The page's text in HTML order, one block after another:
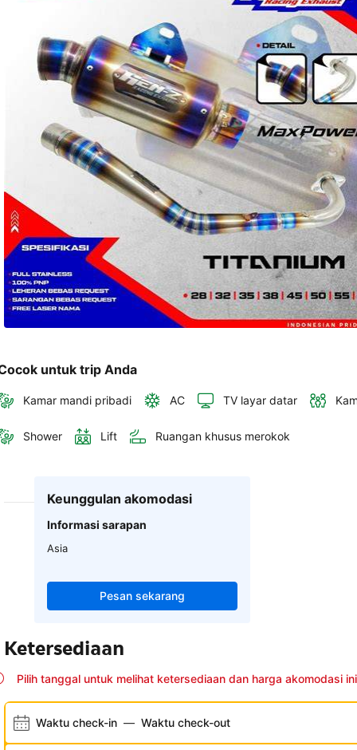
nomor
telepon
dan
alamat
dalam
konfirmasi
pemesanan
akun
Anda.
untuk trip Anda
Kamar mandi pribadi AC TV layar datar
Shower Lift Ruangan khusus merokok
Keunggulan akomodasi
Informasi sarapan
Asia
Pesan sekarang
Ketersediaan
Pilih tanggal untuk melihat ketersediaan dan harga akomodasi ini
Waktu check-in — Waktu check-out